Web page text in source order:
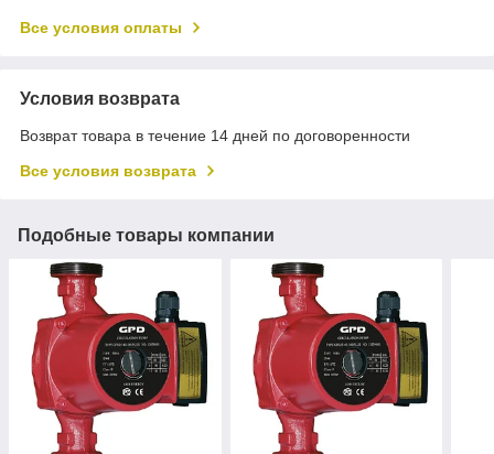
Все условия оплаты
Условия возврата
Возврат товара в течение 14 дней по договоренности
Все условия возврата
Подобные товары компании